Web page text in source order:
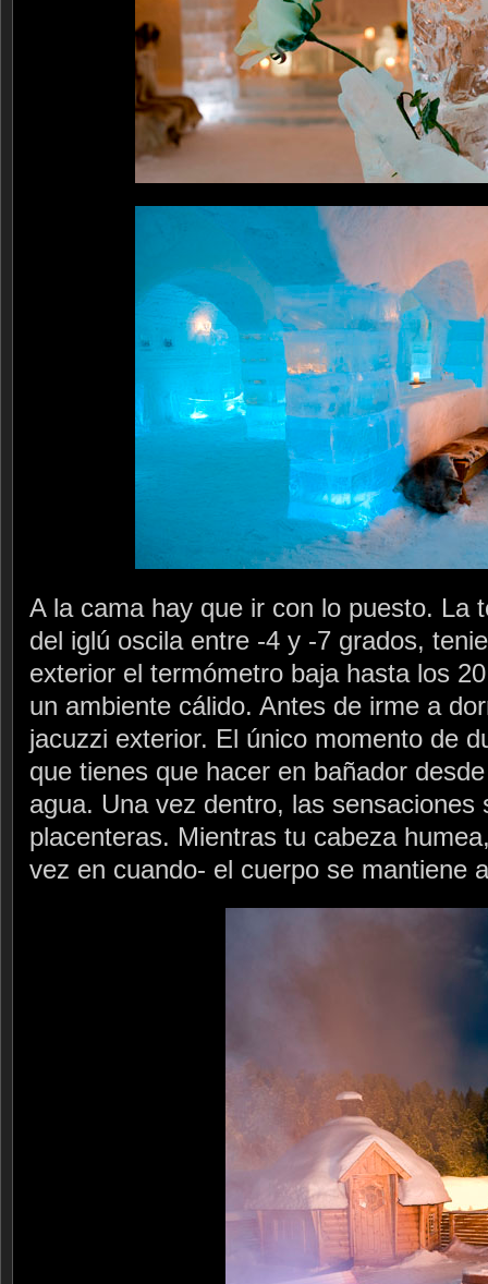
A la cama hay que ir con lo puesto. La
del iglú oscila entre -4 y -7 grados,
exterior el termómetro baja hasta los
un ambiente cálido. Antes de irme a
jacuzzi exterior. El único momento de
que tienes que hacer en bañador
agua. Una vez dentro, las sensaciones
placenteras. Mientras tu cabeza
vez en cuando- el cuerpo se mantiene